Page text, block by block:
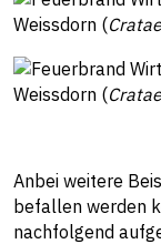
Weissdorn (
Weissdorn (
Anbei weitere
befallen werden
nachfolgend